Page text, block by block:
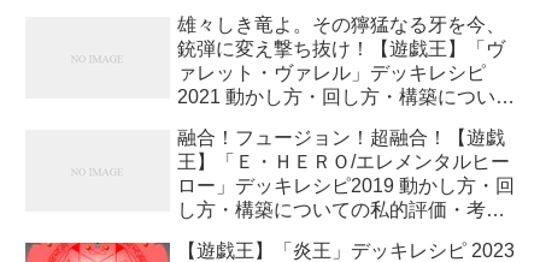
【レジェンドデュエリスト編6】
雄々しき竜よ。その獰猛なる牙を今、
銃弾に変え撃ち抜け！【遊戯王】「ヴ
ァレット・ヴァレル」デッキレシピ
2021 動かし方・回し方・構築について
デスティニー】
融合！フュージョン！超融合！【遊戯
王】「Ｅ・ＨＥＲＯ/エレメンタルヒー
ロー」デッキレシピ2019 動かし方・回
し方・構築についての私的評価・考察
【遊戯王】「炎王」デッキレシピ 2023